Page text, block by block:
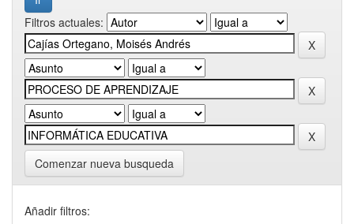
Filtros actuales:
Comenzar nueva busqueda
Añadir filtros: